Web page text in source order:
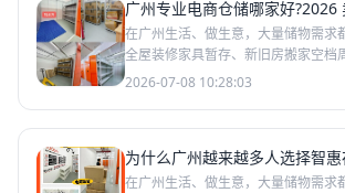
广州专业电商仓储哪家好?2026
在广州生活、做生意，大量储物需求
全屋装修家具暂存、新旧房搬家空档
囤货、展会样品存放、出差返乡行李
2026-07-08 10:28:03
为什么广州越来越多人选择智惠
在广州生活、做生意，大量储物需求